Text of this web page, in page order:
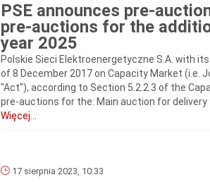
PSE announces pre-
pre-auctions for the
year 2025
Polskie Sieci Elektroenergetyczne S.A. with
of 8 December 2017 on Capacity Market (i.e.
"Act"), according to Section 5.2.2.3 of the
pre-auctions for the: Main auction for delivery
Więcej...
17 sierpnia 2023, 10:33